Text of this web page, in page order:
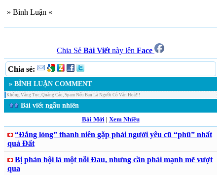
» Bình Luận «
Chia Sẻ Bài Viết này lên Face
Chia sẻ:
» BÌNH LUẬN COMMENT
Không Văng Tục, Quảng Cáo, Spam Nếu Bạn Là Người Có Văn Hoá!!!
Bài viết ngẫu nhiên
Bài Mới| Xem Nhiều
“Đắng lòng” thanh niên gặp phải người yêu cũ “phũ” nhất
quả Đất
Bị phản bội là một nỗi Đau, nhưng cần phải mạnh mẽ vượt
qua